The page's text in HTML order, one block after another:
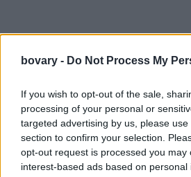
bovary - Do Not Process My
If you wish to opt-out of the sale,
processing of your personal or
targeted advertising by us, please
section to confirm your selection.
opt-out request is processed you may
interest-based ads based on